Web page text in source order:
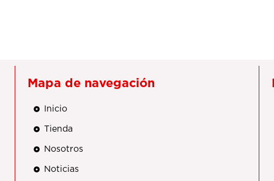
Mapa de navegación
Inicio
Tienda
Nosotros
Noticias